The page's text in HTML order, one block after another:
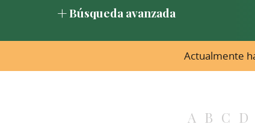
Búsqueda avanzada
Actualmente
A B C D